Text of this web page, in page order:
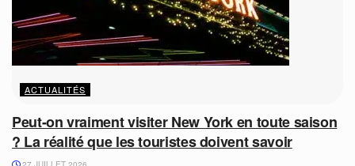
ACTUALITÉS
Peut-on vraiment visiter New York en toute saison
? La réalité que les touristes doivent savoir